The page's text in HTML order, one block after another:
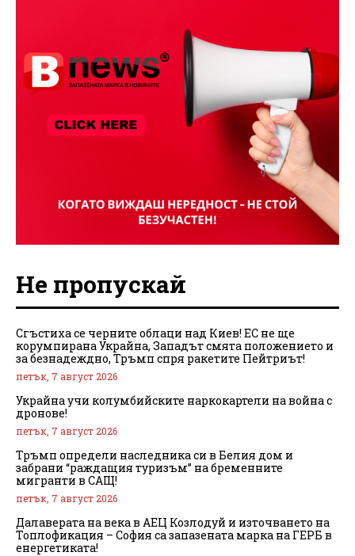
Не пропускай
Сгъстиха се черните облаци над Киев! ЕС не ще
корумпирана Украйна, Западът смята положението и
за безнадеждно, Тръмп спря ракетите Пейтриът!
петък, 7 август 2026
Украйна учи колумбийските наркокартели на война с
дронове!
петък, 7 август 2026
Тръмп определи наследника си в Белия дом и
забрани “раждащия туризъм” на бременните
мигранти в САЩ!
петък, 7 август 2026
Далаверата на века в АЕЦ Козлодуй и източването на
Топлофикация – София са запазената марка на ГЕРБ в
енергетиката!